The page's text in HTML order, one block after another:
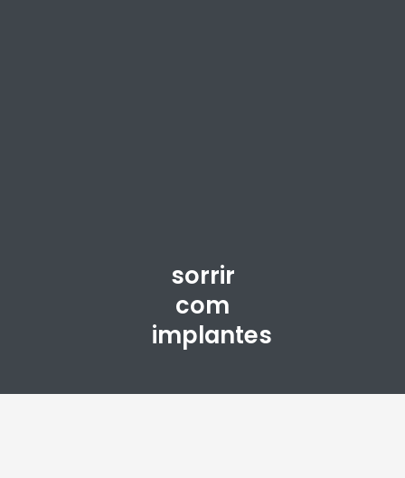
sorrir
com
implantes